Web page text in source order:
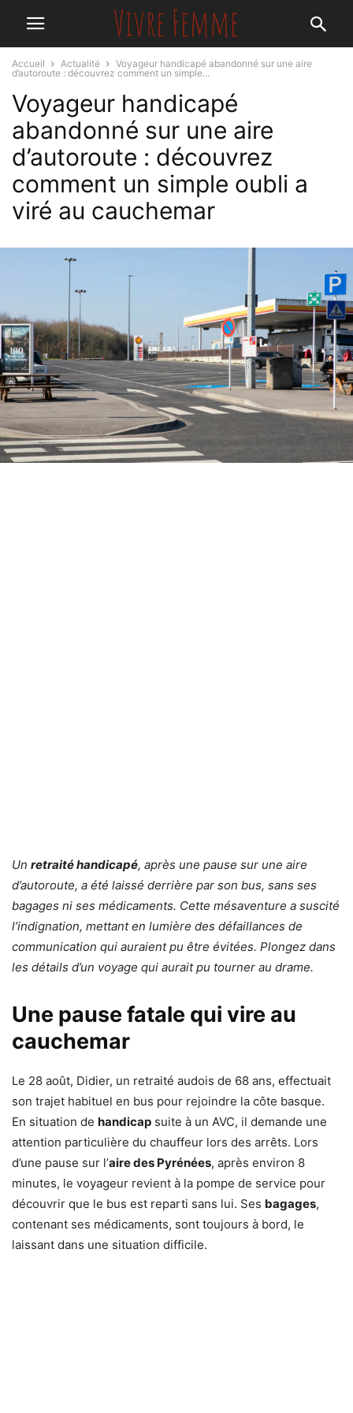
Accueil Actualité
Voyageur handicapé abandonné sur une aire
d’autoroute : découvrez comment un simple...
Voyageur handicapé
abandonné sur une aire
d’autoroute : découvrez
comment un simple oubli a
viré au cauchemar
Un retraité handicapé, après une pause sur une aire
d’autoroute, a été laissé derrière par son bus, sans ses
bagages ni ses médicaments. Cette mésaventure a suscité
l’indignation, mettant en lumière des défaillances de
communication qui auraient pu être évitées. Plongez dans
les détails d’un voyage qui aurait pu tourner au drame.
Une pause fatale qui vire au
cauchemar
Le 28 août, Didier, un retraité audois de 68 ans, effectuait
son trajet habituel en bus pour rejoindre la côte basque.
En situation de handicap suite à un AVC, il demande une
attention particulière du chauffeur lors des arrêts. Lors
d’une pause sur l’aire des Pyrénées, après environ 8
minutes, le voyageur revient à la pompe de service pour
découvrir que le bus est reparti sans lui. Ses bagages,
contenant ses médicaments, sont toujours à bord, le
laissant dans une situation difficile.